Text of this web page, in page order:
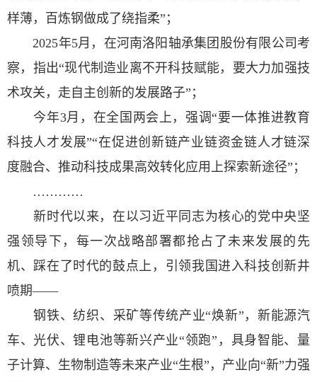
样薄，百炼钢做成了绕指柔”；
2025年5月，在河南洛阳轴承集团股份有限公司考
察，指出“现代制造业离不开科技赋能，要大力加强技
术攻关，走自主创新的发展路子”；
今年3月，在全国两会上，强调“要一体推进教育
科技人才发展”“在促进创新链产业链资金链人才链深
度融合、推动科技成果高效转化应用上探索新途径”；
…………
新时代以来，在以习近平同志为核心的党中央坚
强领导下，每一次战略部署都抢占了未来发展的先
机、踩在了时代的鼓点上，引领我国进入科技创新井
喷期——
钢铁、纺织、采矿等传统产业“焕新”，新能源汽
车、光伏、锂电池等新兴产业“领跑”，具身智能、量
子计算、生物制造等未来产业“生根”，产业向“新”力强